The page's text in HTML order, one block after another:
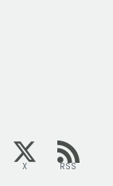
X RSS